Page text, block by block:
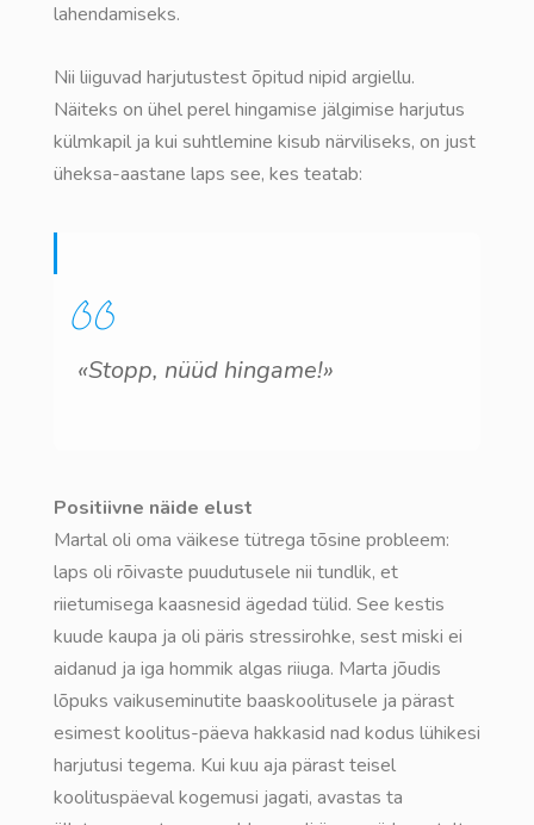
lahendamiseks.
Nii liiguvad harjutustest õpitud nipid argiellu.
Näiteks on ühel perel hingamise jälgimise harjutus
külmkapil ja kui suhtlemine kisub närviliseks, on just
üheksa-aastane laps see, kes teatab:
«Stopp, nüüd hingame!»
Positiivne näide elust
Martal oli oma väikese tütrega tõsine probleem:
laps oli rõivaste puudutusele nii tundlik, et
riietumisega kaasnesid ägedad tülid. See kestis
kuude kaupa ja oli päris stressirohke, sest miski ei
aidanud ja iga hommik algas riiuga. Marta jõudis
lõpuks vaikuseminutite baaskoolitusele ja pärast
esimest koolitus-päeva hakkasid nad kodus lühikesi
harjutusi tegema. Kui kuu aja pärast teisel
koolituspäeval kogemusi jagati, avastas ta